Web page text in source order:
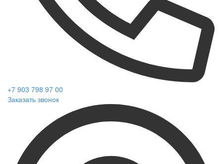
+7 903 798 97 00
Заказать звонок